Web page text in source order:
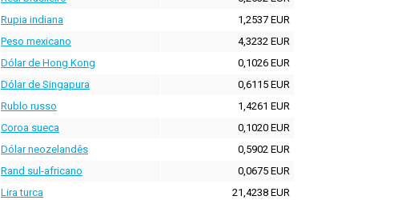
Rupia indiana
1,2537 EUR
Peso mexicano
4,3232 EUR
Dólar de Hong Kong
0,1026 EUR
Dólar de Singapura
0,6115 EUR
Rublo russo
1,4261 EUR
Coroa sueca
0,1020 EUR
Dólar neozelandês
0,5902 EUR
Rand sul-africano
0,0675 EUR
Lira turca
21,4238 EUR